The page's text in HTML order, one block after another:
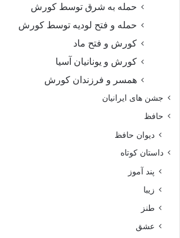
حمله به شرق توسط کورش
حمله و فتح لودیه توسط کورش
کورش و فتح ماد
کورش و یونانیان آسیا
همسر و فرزندان کورش
جشن های ایرانیان
حافظ
دیوان حافظ
داستان کوتاه
پند آموز
زیبا
طنز
عشق